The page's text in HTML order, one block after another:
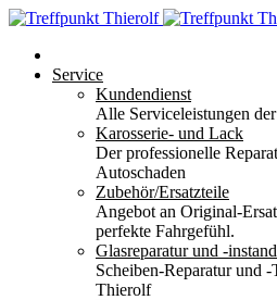
Service
Kundendienst
Alle Serviceleistungen
Karosserie- und Lack
Der professionelle
Autoschaden
Zubehör/Ersatzteile
Angebot an Original-
perfekte Fahrgefühl.
Glasreparatur und -
Scheiben-Reparatur und
Thierolf